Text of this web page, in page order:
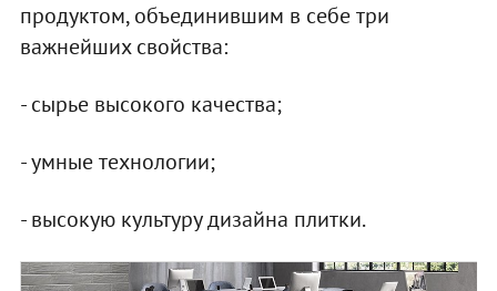
продуктом, объединившим в себе три
важнейших свойства:
- сырье высокого качества;
- умные технологии;
- высокую культуру дизайна плитки.